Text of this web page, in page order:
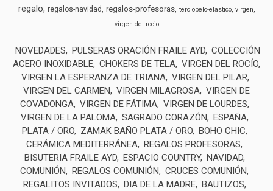
regalo regalos-navidad regalos-profesoras terciopelo-elastico virgen
virgen-del-rocio
NOVEDADES PULSERAS ORACIÓN FRAILE AYD COLECCIÓN
ACERO INOXIDABLE CHOKERS DE TELA VIRGEN DEL ROCÍO
VIRGEN LA ESPERANZA DE TRIANA VIRGEN DEL PILAR
VIRGEN DEL CARMEN
VIRGEN MILAGROSA VIRGEN DE
COVADONGA VIRGEN DE FÁTIMA VIRGEN DE LOURDES
VIRGEN DE LA PALOMA SAGRADO CORAZÓN
ESPAÑA
PLATA / ORO
ZAMAK BAÑO PLATA / ORO BOHO CHIC
CERÁMICA MEDITERRÁNEA REGALOS PROFESORAS
BISUTERIA FRAILE AYD ESPACIO COUNTRY NAVIDAD
COMUNIÓN
REGALOS COMUNIÓN
CRUCES COMUNIÓN
REGALITOS INVITADOS
DIA DE LA MADRE BAUTIZOS